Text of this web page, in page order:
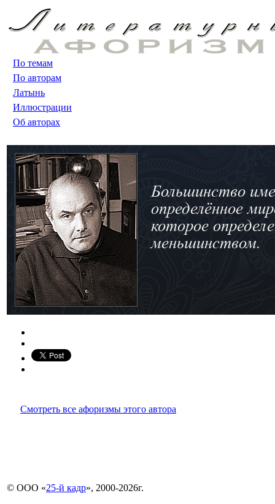
По темам
По авторам
Латынь
Иллюстрации
Об авторах
Смотреть все афоризмы этого автора
© ООО «25-й кадр», 2000-2026г.